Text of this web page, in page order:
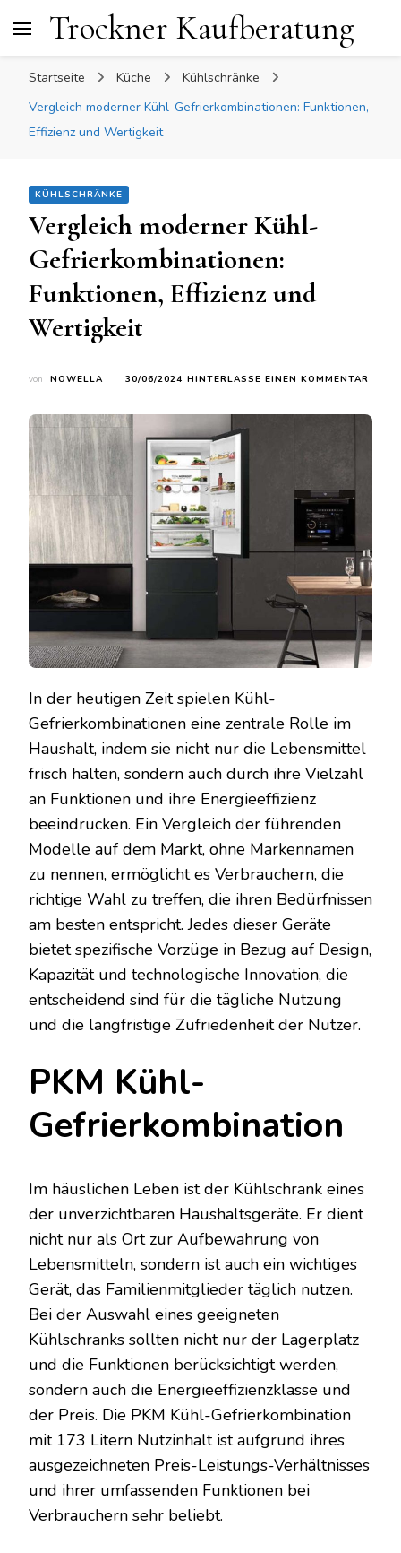
Trockner Kaufberatung
Startseite Küche
Kühlschränke
Vergleich moderner Kühl-Gefrierkombinationen: Funktionen,
Effizienz und Wertigkeit
KÜHLSCHRÄNKE
Vergleich moderner Kühl-
Gefrierkombinationen:
Funktionen, Effizienz und
Wertigkeit
von NOWELLA 30/06/2024 HINTERLASSE EINEN KOMMENTAR
In der heutigen Zeit spielen Kühl-
Gefrierkombinationen eine zentrale Rolle im
Haushalt, indem sie nicht nur die Lebensmittel
frisch halten, sondern auch durch ihre Vielzahl
an Funktionen und ihre Energieeffizienz
beeindrucken. Ein Vergleich der führenden
Modelle auf dem Markt, ohne Markennamen
zu nennen, ermöglicht es Verbrauchern, die
richtige Wahl zu treffen, die ihren Bedürfnissen
am besten entspricht. Jedes dieser Geräte
bietet spezifische Vorzüge in Bezug auf Design,
Kapazität und technologische Innovation, die
entscheidend sind für die tägliche Nutzung
und die langfristige Zufriedenheit der Nutzer.
PKM Kühl-
Gefrierkombination
Im häuslichen Leben ist der Kühlschrank eines
der unverzichtbaren Haushaltsgeräte. Er dient
nicht nur als Ort zur Aufbewahrung von
Lebensmitteln, sondern ist auch ein wichtiges
Gerät, das Familienmitglieder täglich nutzen.
Bei der Auswahl eines geeigneten
Kühlschranks sollten nicht nur der Lagerplatz
und die Funktionen berücksichtigt werden,
sondern auch die Energieeffizienzklasse und
der Preis. Die PKM Kühl-Gefrierkombination
mit 173 Litern Nutzinhalt ist aufgrund ihres
ausgezeichneten Preis-Leistungs-Verhältnisses
und ihrer umfassenden Funktionen bei
Verbrauchern sehr beliebt.